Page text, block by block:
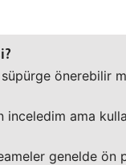
önerebilir
ama
genelde ön